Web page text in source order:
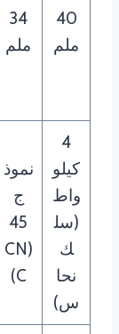
40
ملم
34
ملم
4
كيلو
واط
(سل
ك
نحا
س)
نموذ
ج
45
(CN
C)